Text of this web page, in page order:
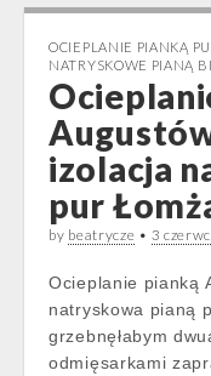
OCIEPLANIE PIANKĄ
NATRYSKOWE PIANĄ
izolacja
pur
by beatrycze • 3
Ocieplanie pianką
natryskowa pianą
grzebnęłabym
odmięsarkami